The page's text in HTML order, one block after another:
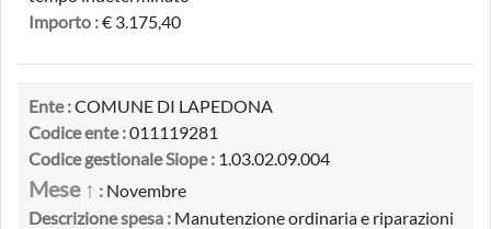
Importo :€ 3.175,40
Ente :COMUNE DI LAPEDONA
Codice ente :011119281
Codice gestionale Siope : 1.03.02.09.004
Mese ↑ : Novembre
Descrizione spesa : Manutenzione ordinaria e riparazioni